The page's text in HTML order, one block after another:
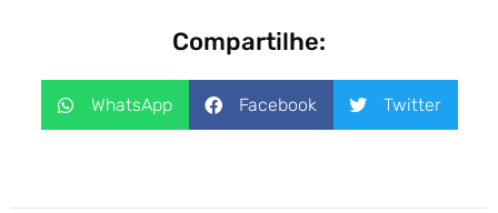
Compartilhe:
WhatsApp Facebook Twitter